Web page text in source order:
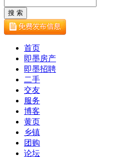
首页
即墨房产
即墨招聘
二手
交友
服务
博客
黄页
乡镇
团购
论坛